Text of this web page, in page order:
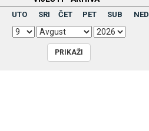
UTO SRI ČET PET SUB NED